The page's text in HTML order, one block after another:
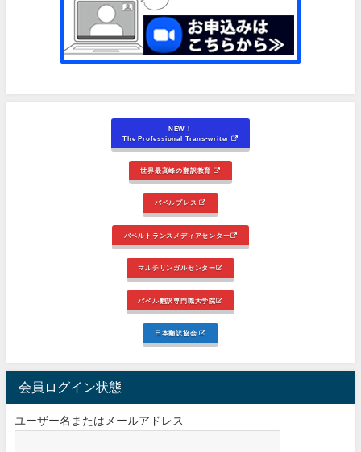
NEW！
The Professional Trans-writer
世界最高峰の翻訳教育
バベルプレス
バベルトランスメディアセンター
マルチリンガルセンター
バベル翻訳専門職大学院
日本翻訳協会
会員ログイン状態
ユーザー名またはメールアドレス